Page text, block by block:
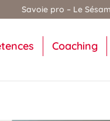
Savoie pro – Le
Coaching